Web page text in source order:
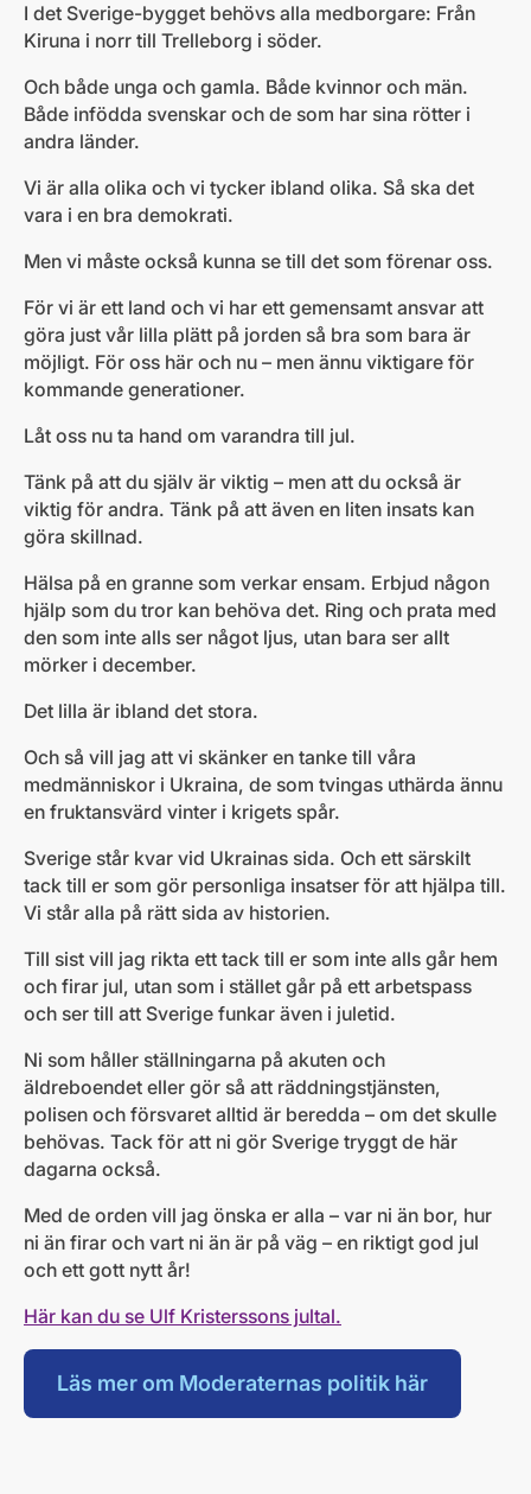
I det Sverige-bygget behövs alla medborgare: Från
Kiruna i norr till Trelleborg i söder.
Och både unga och gamla. Både kvinnor och män.
Både infödda svenskar och de som har sina rötter i
andra länder.
Vi är alla olika och vi tycker ibland olika. Så ska det
vara i en bra demokrati.
Men vi måste också kunna se till det som förenar oss.
För vi är ett land och vi har ett gemensamt ansvar att
göra just vår lilla plätt på jorden så bra som bara är
möjligt. För oss här och nu – men ännu viktigare för
kommande generationer.
Låt oss nu ta hand om varandra till jul.
Tänk på att du själv är viktig – men att du också är
viktig för andra. Tänk på att även en liten insats kan
göra skillnad.
Hälsa på en granne som verkar ensam. Erbjud någon
hjälp som du tror kan behöva det. Ring och prata med
den som inte alls ser något ljus, utan bara ser allt
mörker i december.
Det lilla är ibland det stora.
Och så vill jag att vi skänker en tanke till våra
medmänniskor i Ukraina, de som tvingas uthärda ännu
en fruktansvärd vinter i krigets spår.
Sverige står kvar vid Ukrainas sida. Och ett särskilt
tack till er som gör personliga insatser för att hjälpa till.
Vi står alla på rätt sida av historien.
Till sist vill jag rikta ett tack till er som inte alls går hem
och firar jul, utan som i stället går på ett arbetspass
och ser till att Sverige funkar även i juletid.
Ni som håller ställningarna på akuten och
äldreboendet eller gör så att räddningstjänsten,
polisen och försvaret alltid är beredda – om det skulle
behövas. Tack för att ni gör Sverige tryggt de här
dagarna också.
Med de orden vill jag önska er alla – var ni än bor, hur
ni än firar och vart ni än är på väg – en riktigt god jul
och ett gott nytt år!
Här kan du se Ulf Kristerssons jultal.
Läs mer om Moderaternas politik här